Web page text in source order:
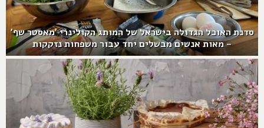
סדנת האוכל הגדולה בישראל של המותג הקולינרי 'מאסטר שף'
– מאות אנשים מבשלים יחד עבור משפחות נזקקות